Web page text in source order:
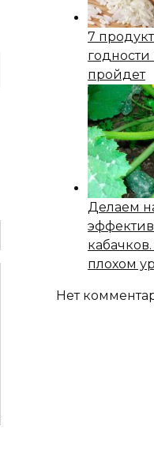
7
пройдет
Делаем
плохом
Нет